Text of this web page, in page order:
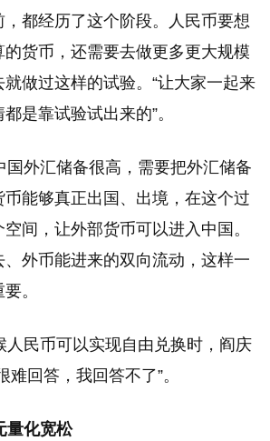
都经历了这个阶段。人民币要想
货币，还需要去做更多更大规模
做过这样的试验。“让大家一起来
是靠试验试出来的”。
外汇储备很高，需要把外汇储备
币能够真正出国、出境，在这个过
间，让外部货币可以进入中国。
外币能进来的双向流动，这样一
。
民币可以实现自由兑换时，阎庆
难回答，我回答不了”。
量化宽松